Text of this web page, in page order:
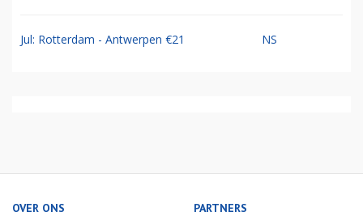
Jul: Rotterdam - Antwerpen €21 NS
OVER ONS PARTNERS